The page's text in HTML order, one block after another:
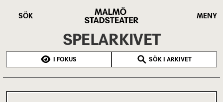
SÖK
Stadsteater
MENY
SPELARKIVET
I FOKUS SÖK I ARKIVET